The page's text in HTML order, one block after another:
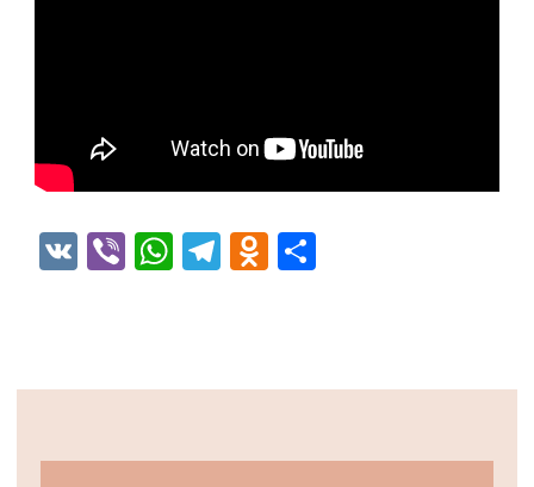
VK ViberWhatsApp
Telegram
Odnoklassniki